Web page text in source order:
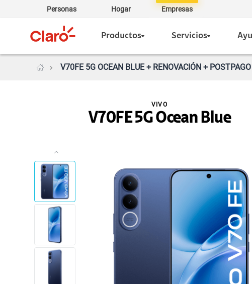
Personas Hogar Empresas
Productos Servicios
V70FE 5G OCEAN BLUE + RENOVACIÓN +
V70FE 5G Ocean Blue
VIVO